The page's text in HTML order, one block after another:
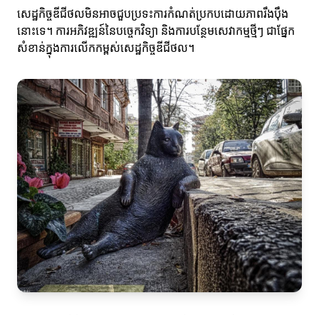
សេដ្ឋកិច្ចឌីជីថលមិនអាចជួបប្រទះការកំណត់ប្រកបដោយភាពរឹងប៉ឹង
នោះទេ។ ការអភិវឌ្ឍន៍នៃបច្ចេកវិទ្យា និងការបន្ថែមសេវាកម្មថ្មីៗ ជាផ្នែក
សំខាន់ក្នុងការលើកកម្ពស់សេដ្ឋកិច្ចឌីជីថល។